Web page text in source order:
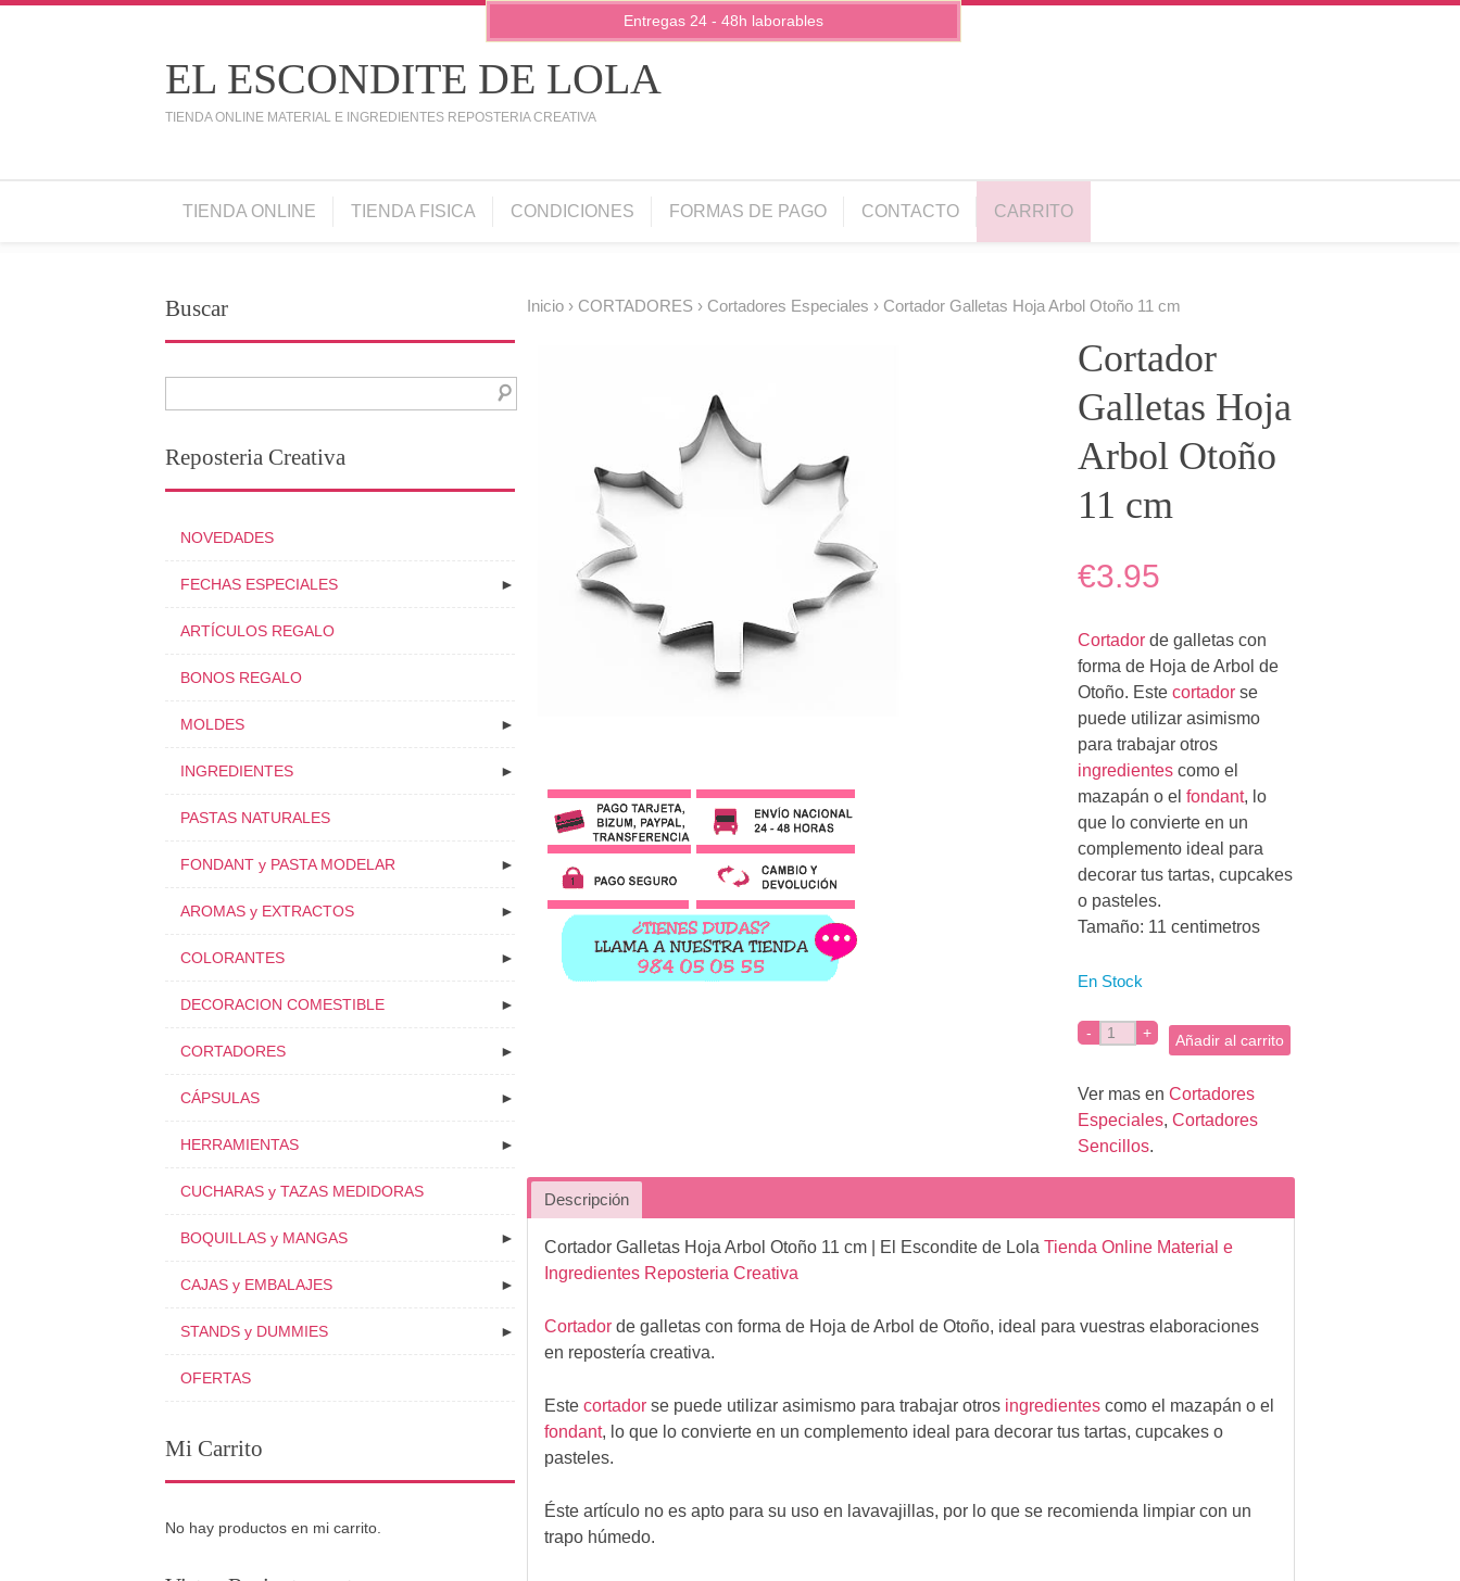
EL ESCONDITE DE LOLA
TIENDA ONLINE MATERIAL E INGREDIENTES REPOSTERIA CREATIVA
TIENDA ONLINE TIENDA FISICA CONDICIONES FORMAS DE PAGO CONTACTO CARRITO
Inicio› CORTADORES› Cortadores Especiales › Cortador Galletas Hoja Arbol Otoño 11 cm
Cortador
Galletas Hoja
Arbol Otoño
11 cm
€3.95
Cortador de galletas con
forma de Hoja de Arbol de
Otoño. Este cortador se
puede utilizar asimismo
para trabajar otros
ingredientes como el
mazapán o el fondant, lo
que lo convierte en un
complemento ideal para
decorar tus tartas, cupcakes
o pasteles.
Tamaño: 11 centimetros
En Stock
Añadir al carrito
Ver mas en Cortadores
Especiales, Cortadores
Sencillos.
Descripción
Cortador Galletas Hoja Arbol Otoño 11 cm| El Escondite de Lola Tienda Online Material e
Ingredientes Reposteria Creativa
Cortadorde galletas con forma de Hoja de Arbol de Otoño, ideal para vuestras elaboraciones
en repostería creativa.
Este cortadorse puede utilizar asimismo para trabajar otros ingredientescomo el mazapán o el
fondant, lo que lo convierte en un complemento ideal para decorar tus tartas, cupcakes o
pasteles.
Éste artículo no es apto para su uso en lavavajillas, por lo que se recomienda limpiar con un
trapo húmedo.
Buscar
Reposteria Creativa
NOVEDADES
►
FECHAS ESPECIALES
ARTÍCULOS REGALO
BONOS REGALO
►
MOLDES
►
INGREDIENTES
PASTAS NATURALES
►
FONDANT y PASTA MODELAR
►
AROMAS y EXTRACTOS
►
COLORANTES
►
DECORACION COMESTIBLE
►
CORTADORES
►
CÁPSULAS
►
HERRAMIENTAS
CUCHARAS y TAZAS MEDIDORAS
►
BOQUILLAS y MANGAS
►
CAJAS y EMBALAJES
►
STANDS y DUMMIES
OFERTAS
Mi Carrito
No hay productos en mi carrito.
Entregas 24 - 48h laborables